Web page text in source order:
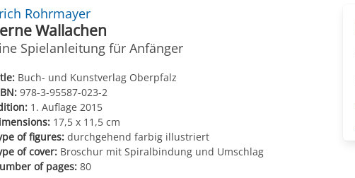
Rohrmayer
Wallachen
Spielanleitung für Anfänger
Buch- und Kunstverlag Oberpfalz
978-3-95587-023-2
1. Auflage 2015
17,5 x 11,5 cm
of figures: durchgehend farbig illustriert
of cover: Broschur mit Spiralbindung und Umschlag
of pages: 80